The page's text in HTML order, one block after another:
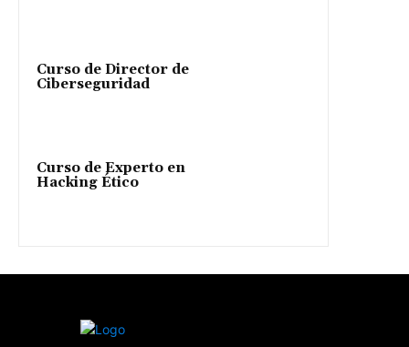
Curso de Director de
Ciberseguridad
Curso de Experto en
Hacking Ético